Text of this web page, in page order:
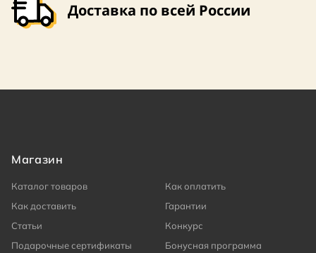
Доставка по всей России
Магазин
Каталог товаров
Как оплатить
Как доставить
Гарантии
Статьи
Конкурс
Подарочные сертификаты
Бонусная программа